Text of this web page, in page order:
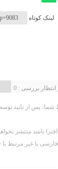
لینک کوتاه
انتظار بررسی : 0
پس از تایید
باشد منتشر
یا غیر مرتبط